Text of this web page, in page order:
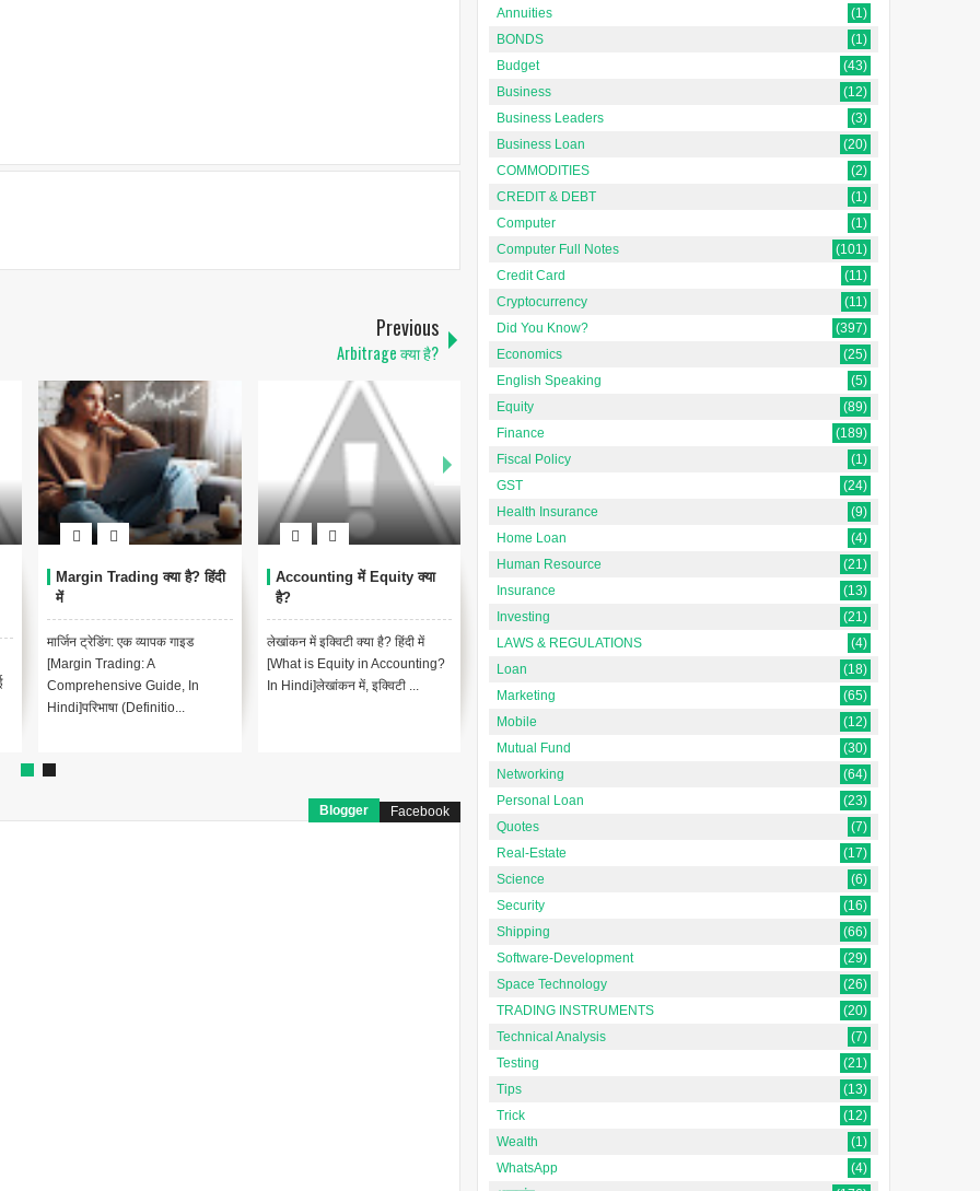
Previous
Arbitrage क्या है?
Margin Trading क्या है? हिंदी
में
मार्जिन ट्रेडिंग: एक व्यापक गाइड
[Margin Trading: A
Comprehensive Guide, In
Hindi]परिभाषा (Definitio...
Accounting में Equity क्या
है?
लेखांकन में इक्विटी क्या है? हिंदी में
[What is Equity in Accounting?
In Hindi]लेखांकन में, इक्विटी ...
इक्विटी मार्केट क्या है? हिंदी में [What
is Equity Market? In
Hindi]इक्विटी बाज़ार, जिसे अक्सर
शेयर ...
Sweat Equity शेयर क्या है?
स्वेट इक्विटी शेयर क्या है? हिंदी में
[What is Sweat Equity Shares
? In Hindi]स्वेट इक्विटी शे...
Blogger Facebook
Annuities
(1)
BONDS
(1)
Budget
(43)
Business
(12)
Business Leaders
(3)
Business Loan
(20)
COMMODITIES
(2)
CREDIT & DEBT
(1)
Computer
(1)
Computer Full Notes
(101)
Credit Card
(11)
Cryptocurrency
(11)
Did You Know?
(397)
Economics
(25)
English Speaking
(5)
Equity
(89)
Finance
(189)
Fiscal Policy
(1)
GST
(24)
Health Insurance
(9)
Home Loan
(4)
Human Resource
(21)
Insurance
(13)
Investing
(21)
LAWS & REGULATIONS
(4)
Loan
(18)
Marketing
(65)
Mobile
(12)
Mutual Fund
(30)
Networking
(64)
Personal Loan
(23)
Quotes
(7)
Real-Estate
(17)
Science
(6)
Security
(16)
Shipping
(66)
Software-Development
(29)
Space Technology
(26)
TRADING INSTRUMENTS
(20)
Technical Analysis
(7)
Testing
(21)
Tips
(13)
Trick
(12)
Wealth
(1)
WhatsApp
(4)